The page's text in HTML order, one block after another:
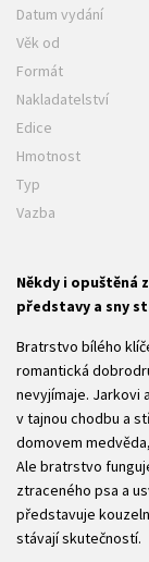
Datum vydání
Věk od
Formát
Nakladatelství
Edice
Hmotnost
Typ
Vazba
Někdy i opuštěná
představy a sny
Bratrstvo bílého
romantická
nevyjímaje. Jarkovi
v tajnou chodbu a
domovem
Ale bratrstvo
ztraceného psa a
představuje
stávají skutečností.